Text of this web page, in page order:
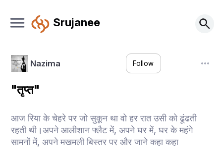
Srujanee
Nazima Follow
"तृप्त"
आज रिया के चेहरे पर जो सुकून था वो हर रात उसी को ढूंढती
रहती थी।अपने आलीशान फ्लैट में, अपने घर में, घर के महंगे
सामनों में, अपने मखमली बिस्तर पर और जाने कहा कहा